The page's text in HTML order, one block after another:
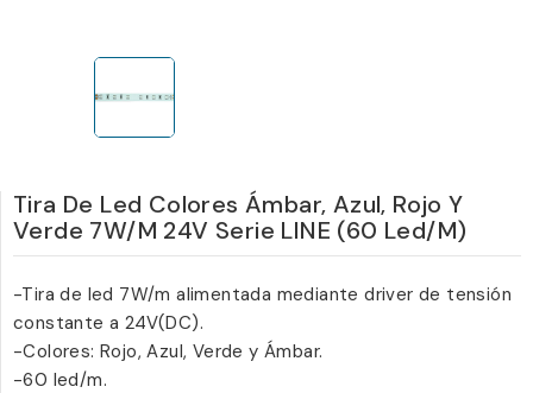
Tira De Led Colores Ámbar, Azul, Rojo Y
Verde 7W/m 24V Serie LINE (60 Led/m)
-Tira de led 7W/m alimentada mediante driver de tensión
constante a 24V(DC).
-Colores: Rojo, Azul, Verde y Ámbar.
-60 led/m.